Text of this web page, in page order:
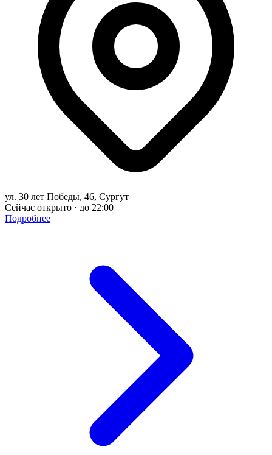
ул. 30 лет Победы, 46, Сургут
Сейчас открыто · до 22:00
Подробнее